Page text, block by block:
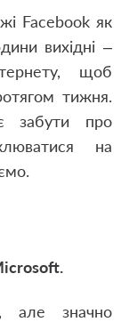
Facebook як
вихідні –
щоб
тижня.
забути про
на
але значно